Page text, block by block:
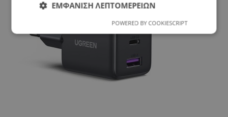
ΕΜΦΆΝΙΣΗ ΛΕΠΤΟΜΕΡΕΙΏΝ
POWERED BY COOKIESCRIPT